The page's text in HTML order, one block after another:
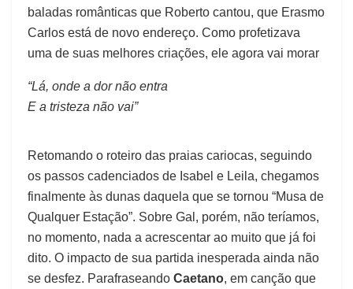
baladas românticas que Roberto cantou, que Erasmo
Carlos está de novo endereço. Como profetizava
uma de suas melhores criações, ele agora vai morar
“Lá, onde a dor não entra
E a tristeza não vai”
Retomando o roteiro das praias cariocas, seguindo
os passos cadenciados de Isabel e Leila, chegamos
finalmente às dunas daquela que se tornou “Musa de
Qualquer Estação”. Sobre Gal, porém, não teríamos,
no momento, nada a acrescentar ao muito que já foi
dito. O impacto de sua partida inesperada ainda não
se desfez. Parafraseando Caetano, em canção que